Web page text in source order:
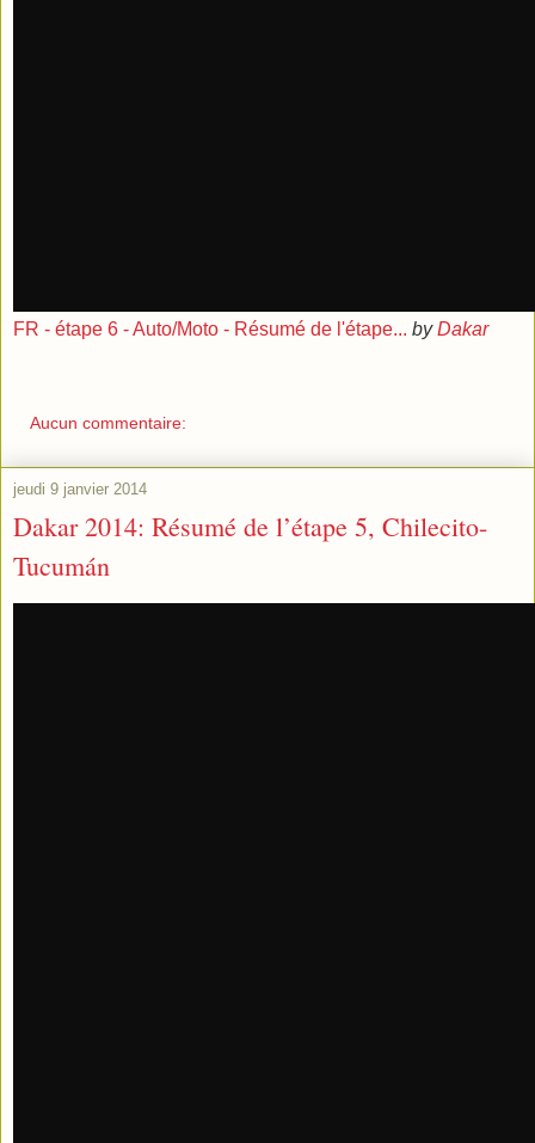
FR - étape 6 - Auto/Moto - Résumé de l'étape... byDakar
Aucun commentaire:
jeudi 9 janvier 2014
Dakar 2014: Résumé de l’étape 5, Chilecito-
Tucumán